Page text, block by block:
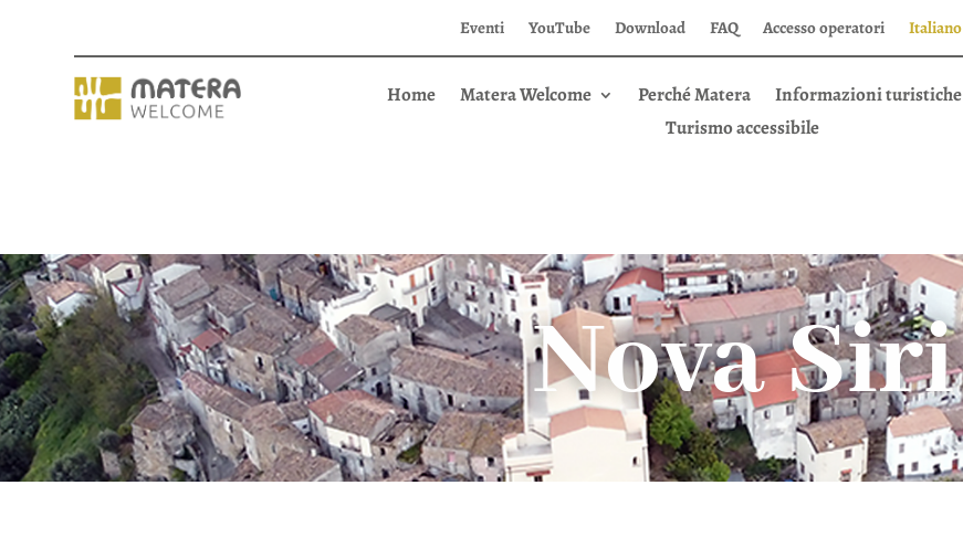
Eventi YouTube Download FAQ Accesso operatori Italiano
Home Matera Welcome Perché Matera Informazioni turistiche
Turismo accessibile
Nova Siri